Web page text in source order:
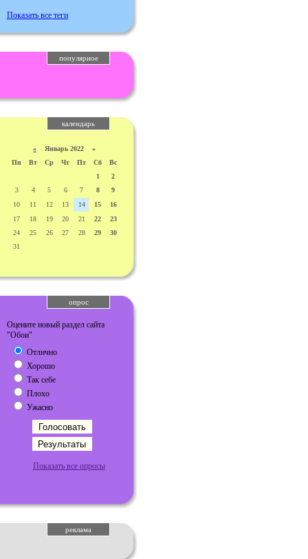
Показать все теги
популярное
календарь
« Январь 2022 »
Пн
Вт Ср Чт Пт Сб
Вс
1
2
3
4 5 6 7 8
9
10
11 12 13 14 15
16
17
18 19 20 21 22
23
24
25 26 27 28 29
30
31
опрос
Оцените новый раздел сайта
"Обои"
Отлично
Хорошо
Так себе
Плохо
Ужасно
Показать все опросы
реклама